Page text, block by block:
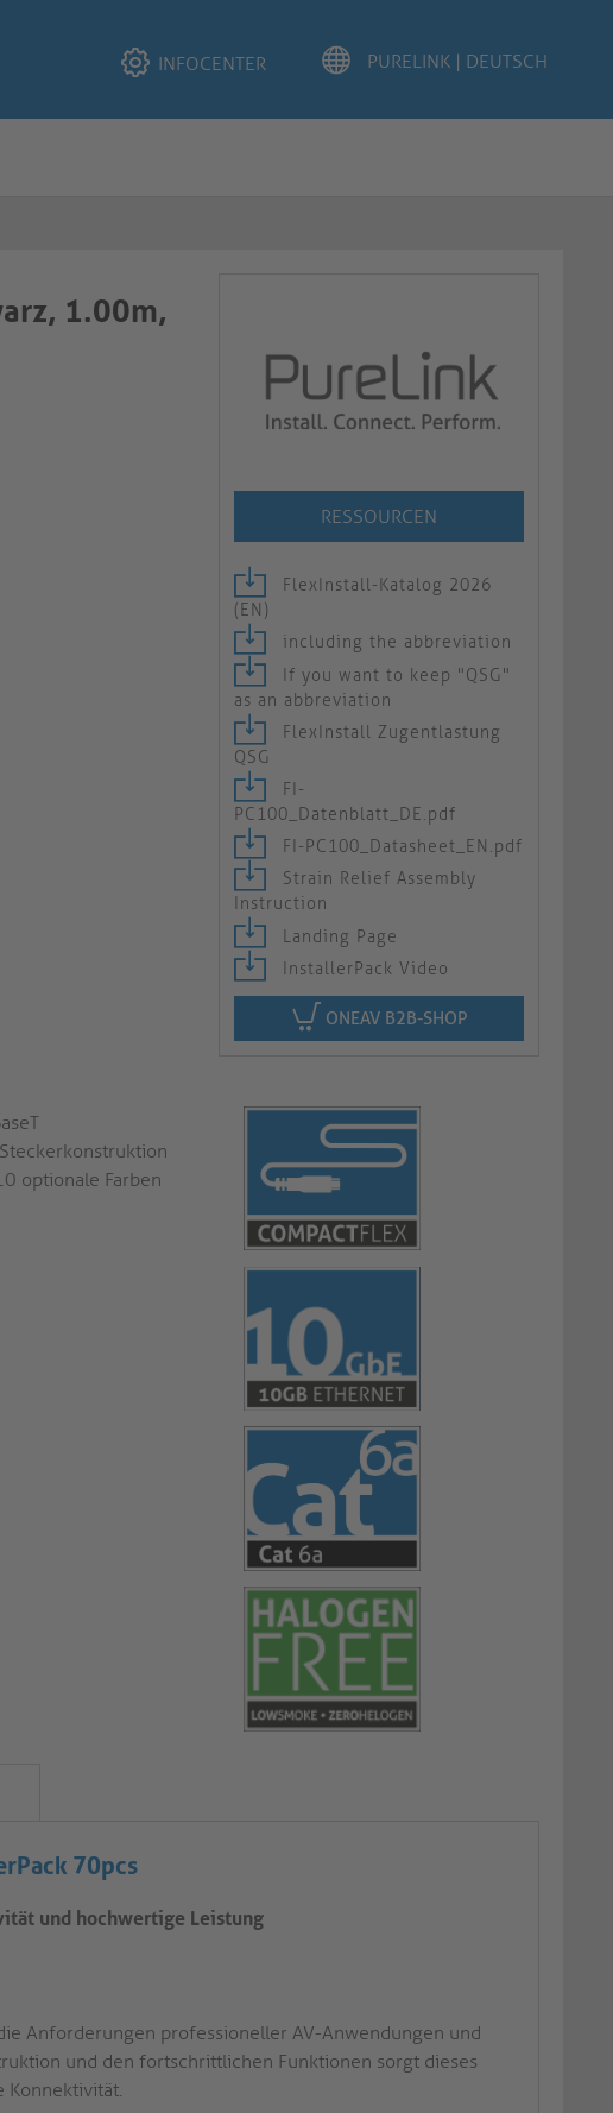
INFOCENTER
1.00m,
RESSOURCEN
FlexInstall-Katalog 2026
(EN)
including the abbreviation
If you want to keep "QSG"
as an abbreviation
FlexInstall Zugentlastung
QSG
FI-
PC100_Datenblatt_DE.pdf
FI-PC100_Datasheet_EN.pdf
Strain Relief Assembly
Instruction
Landing Page
InstallerPack Video
ONEAV B2B-SHOP
optionale Farben
70pcs
und hochwertige Leistung
Anforderungen professioneller AV-Anwendungen und
und den fortschrittlichen Funktionen sorgt dieses
Konnektivität.